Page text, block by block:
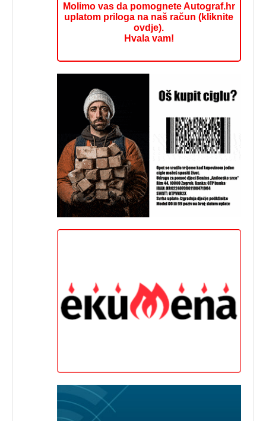
Molimo vas da pomognete Autograf.hr
uplatom priloga na naš račun (kliknite
ovdje).
Hvala vam!